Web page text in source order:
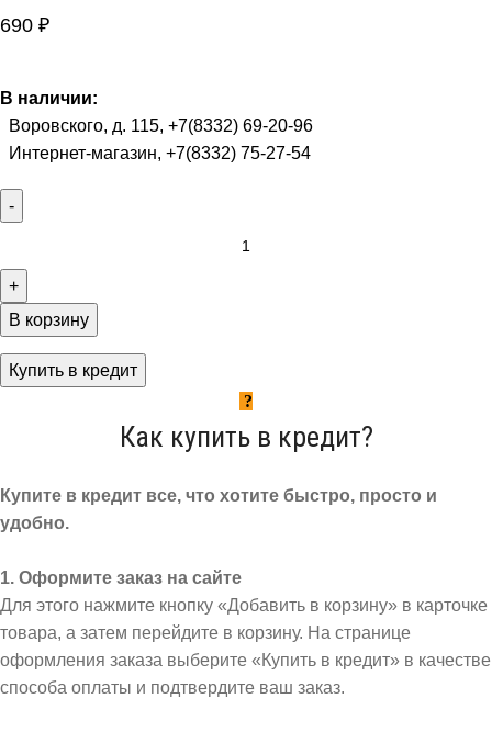
690 ₽
В наличии:
Воровского, д. 115, +7(8332) 69-20-96
Интернет-магазин, +7(8332) 75-27-54
В корзину
Купить в кредит
Как купить в кредит?
Купите в кредит все, что хотите быстро, просто и
удобно.
1. Оформите заказ на сайте
Для этого нажмите кнопку «Добавить в корзину» в карточке
товара, а затем перейдите в корзину. На странице
оформления заказа выберите «Купить в кредит» в качестве
способа оплаты и подтвердите ваш заказ.